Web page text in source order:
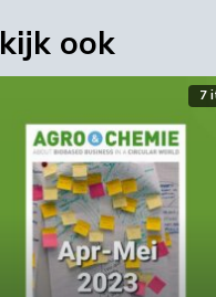
ook
7